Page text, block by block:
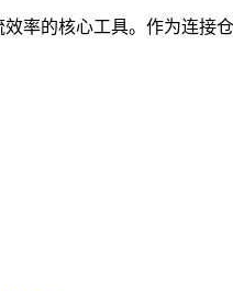
率的核心工具。作为连